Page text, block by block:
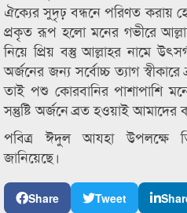
ঐক্যের সুদৃঢ় বন্ধনে পরিণত করায়
প্রকৃত রূপ হলো মনের গভীরে
নিয়ে প্রিয় বস্তু আল্লাহর নামে
অর্জনের জন্য সর্বোচ্চ ত্যাগ
তাই পশু কোরবানির পাশাপাশি
সন্তুষ্টি অর্জনে ব্রত হওয়াই আমাদের
পবিত্র ঈদুল আযহা উপলক্ষে
জানিয়েছে।
Share Tweet